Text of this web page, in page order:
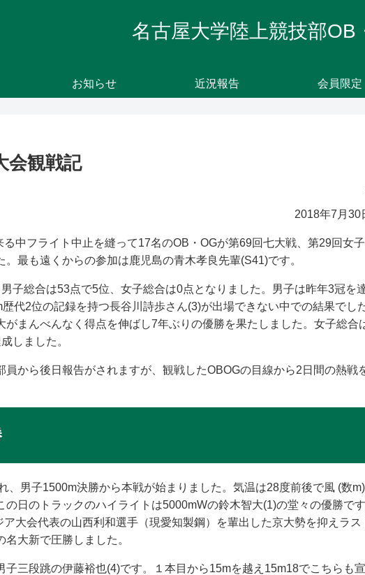
名古屋大学陸上競技部OB
お知らせ 近況報告 会員限定
会観戦記
2018年7月30
中フライト中止を縫って17名のOB・OGが第69回七大戦、第29回女
最も遠くからの参加は鹿児島の青木孝良先輩(S41)です。
子総合は53点で5位、女子総合は0点となりました。男子は昨年3冠を
代2位の記録を持つ長谷川詩歩さん(3)が出場できない中での結果でし
がまんべんなく得点を伸ばし7年ぶりの優勝を果たしました。女子総合
しました。
員から後日報告がされますが、観戦したOBOGの目線から2日間の熱戦
、男子1500m決勝から本戦が始まりました。気温は28度前後で風 (数
の日のトラックのハイライトは5000mWの鈴木智大(1)の堂々の優勝で
大会代表の山西利和選手（現愛知製鋼）を輩出した京大勢を抑えラス
名大新で圧勝しました。
子三段跳の伊藤裕也(4)です。１本目から15mを越え15m18でこちらも